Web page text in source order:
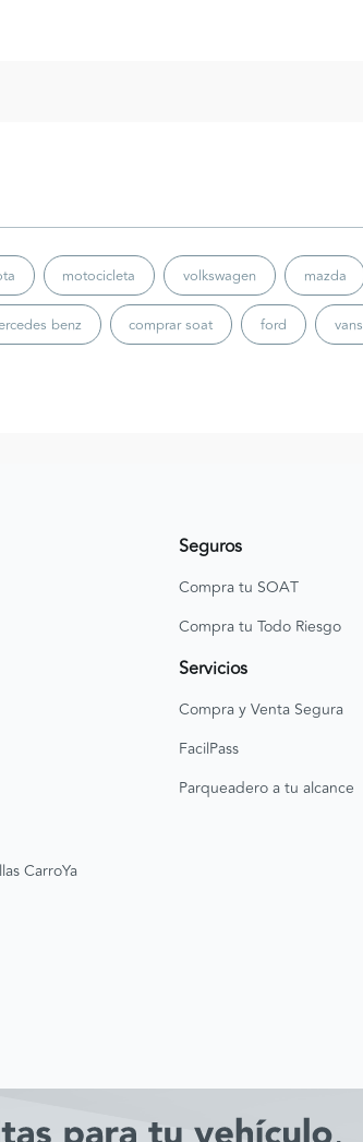
motocicleta volkswagen mazda
benz comprar soat ford vans
CarroYa
Seguros
Compra tu SOAT
Compra tu Todo Riesgo
Servicios
Compra y Venta Segura
FacilPass
Parqueadero a tu alcance